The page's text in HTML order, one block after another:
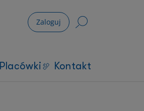
Zaloguj
Placówki Kontakt